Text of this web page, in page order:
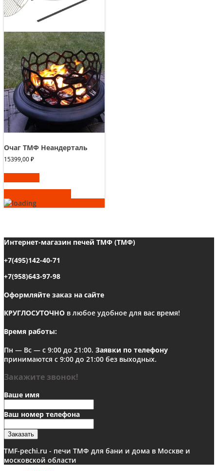
Очаг ТМФ Неандерталь
15399,00₽
Интернет-магазин печей ТМФ (ТМФ)
+7(495)142-40-71
+7(958)643-97-98
Оформляйте заказ на сайте
КРУГЛОСУТОЧНО в любое удобное для вас время!
Время работы:
Пн — Вс — с 9:00 до 21:00. Заявки по телефону
принимаются с 9:00 до 21:00 без выходных.
Закажите звонок!
Ваше имя
Ваш номер телефона
Заказать
TMF-pechi.ru - печи ТМФ для бани и дома в Москве и
московской области